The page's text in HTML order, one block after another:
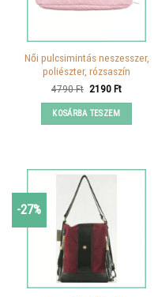
Női pulcsimintás neszesszer,
poliészter, rózsaszín
4790Ft Original
was:
4790 Ft.
2190FtCurrent
KOSÁRBA TESZEM
-27%